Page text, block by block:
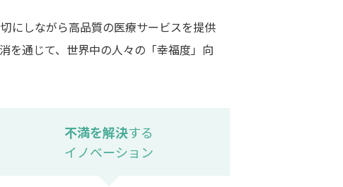
にしながら高品質の医療サービスを提供
を通じて、世界中の人々の「幸福度」向
不満を解決する
イノベーション